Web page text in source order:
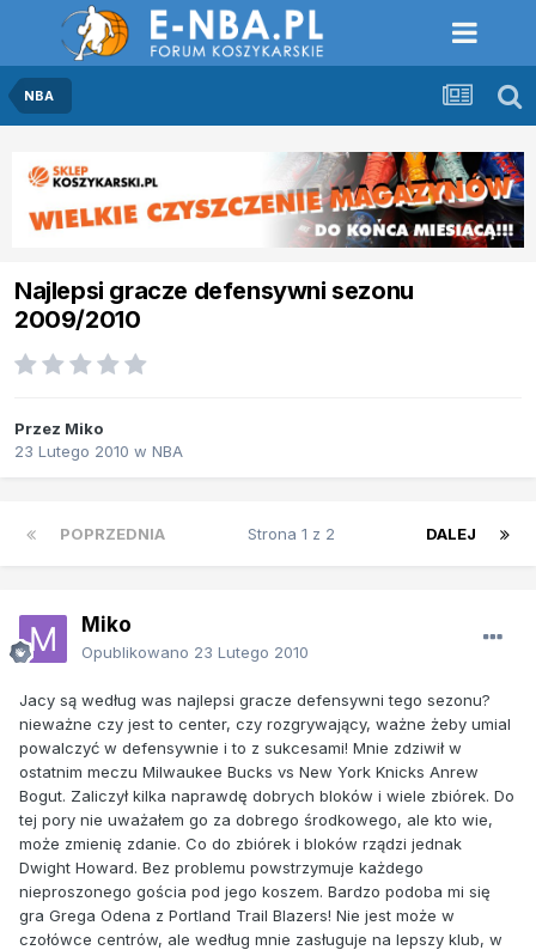
NBA
Najlepsi gracze defensywni sezonu
2009/2010
Przez Miko
23 Lutego 2010 w NBA
POPRZEDNIA DALEJ
Strona 1 z 2
Miko
Opublikowano 23 Lutego 2010
Jacy są według was najlepsi gracze defensywni tego sezonu?
nieważne czy jest to center, czy rozgrywający, ważne żeby umial
powalczyć w defensywnie i to z sukcesami! Mnie zdziwił w
ostatnim meczu Milwaukee Bucks vs New York Knicks Anrew
Bogut. Zaliczył kilka naprawdę dobrych bloków i wiele zbiórek. Do
tej pory nie uważałem go za dobrego środkowego, ale kto wie,
może zmienię zdanie. Co do zbiórek i bloków rządzi jednak
Dwight Howard. Bez problemu powstrzymuje każdego
nieproszonego gościa pod jego koszem. Bardzo podoba mi się
gra Grega Odena z Portland Trail Blazers! Nie jest może w
czołówce centrów, ale według mnie zasługuje na lepszy klub, w